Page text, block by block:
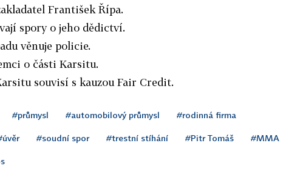
František Řípa.
spory o jeho dědictví.
věnuje policie.
o části Karsitu.
souvisí s kauzou Fair Credit.
#průmysl #automobilový průmysl #rodinná firma
#soudní spor #trestní stíhání #Pitr Tomáš #MMA